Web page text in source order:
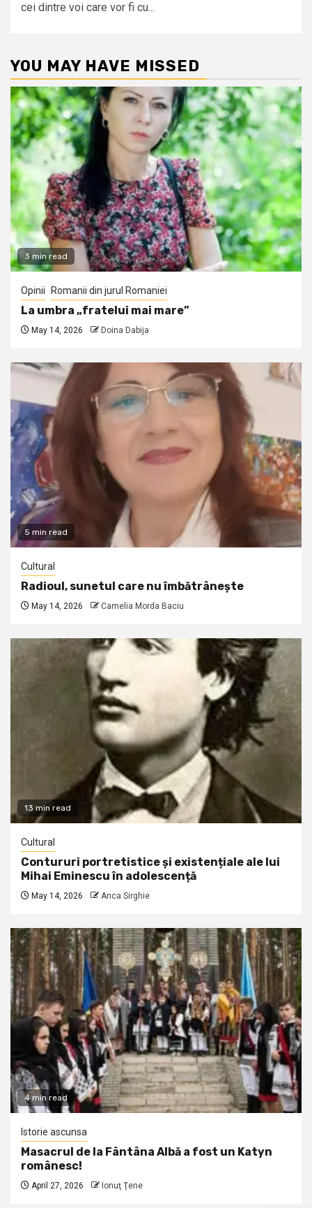
cei dintre voi care vor fi cu...
YOU MAY HAVE MISSED
3 min read
Opinii Romanii din jurul Romaniei
La umbra „fratelui mai mare”
May 14, 2026 Doina Dabija
5 min read
Cultural
Radioul, sunetul care nu îmbătrânește
May 14, 2026 Camelia Morda Baciu
13 min read
Cultural
Contururi portretistice și existențiale ale lui
Mihai Eminescu în adolescență
May 14, 2026 Anca Sirghie
4 min read
Istorie ascunsa
Masacrul de la Fântâna Albă a fost un Katyn
românesc!
April 27, 2026 Ionuţ Ţene